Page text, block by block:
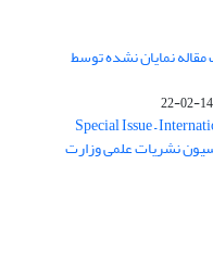
نمایان نشده توسط
Special Issue –
نشریات علمی وزارت